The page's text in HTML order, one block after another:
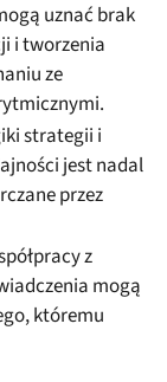
uznać brak
i tworzenia
ze
strategii i
jest nadal
przez
z
mogą
któremu